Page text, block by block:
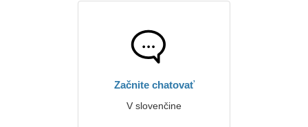
Začnite chatovať
V slovenčine